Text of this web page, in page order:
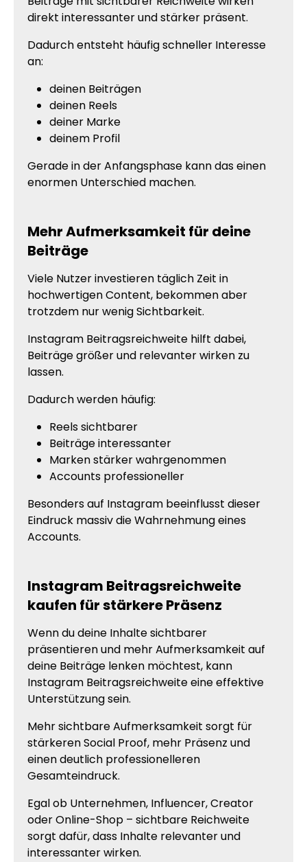
direkt interessanter und stärker präsent.
Dadurch entsteht häufig schneller Interesse
an:
deinen Beiträgen
deinen Reels
deiner Marke
deinem Profil
Gerade in der Anfangsphase kann das einen
enormen Unterschied machen.
Mehr Aufmerksamkeit für deine
Beiträge
Viele Nutzer investieren täglich Zeit in
hochwertigen Content, bekommen aber
trotzdem nur wenig Sichtbarkeit.
Instagram Beitragsreichweite hilft dabei,
Beiträge größer und relevanter wirken zu
lassen.
Dadurch werden häufig:
Reels sichtbarer
Beiträge interessanter
Marken stärker wahrgenommen
Accounts professioneller
Besonders auf Instagram beeinflusst dieser
Eindruck massiv die Wahrnehmung eines
Accounts.
Instagram Beitragsreichweite
kaufen für stärkere Präsenz
Wenn du deine Inhalte sichtbarer
präsentieren und mehr Aufmerksamkeit auf
deine Beiträge lenken möchtest, kann
Instagram Beitragsreichweite eine effektive
Unterstützung sein.
Mehr sichtbare Aufmerksamkeit sorgt für
stärkeren Social Proof, mehr Präsenz und
einen deutlich professionelleren
Gesamteindruck.
Egal ob Unternehmen, Influencer, Creator
oder Online-Shop – sichtbare Reichweite
sorgt dafür, dass Inhalte relevanter und
interessanter wirken.